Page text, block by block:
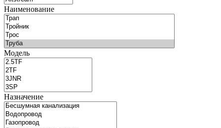
Наименование
Модель
Назначение